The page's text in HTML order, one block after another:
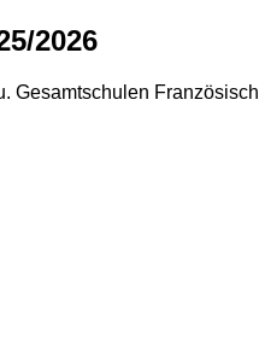
2026
Gesamtschulen